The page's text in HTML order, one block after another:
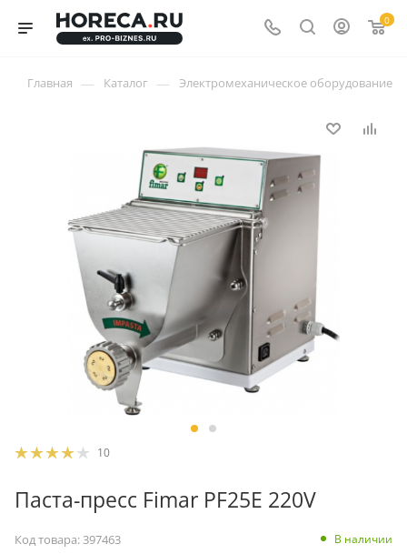
0
Главная — Каталог — Электромеханическое оборудование
10
Паста-пресс Fimar PF25E 220V
Код товара:397463 В наличии